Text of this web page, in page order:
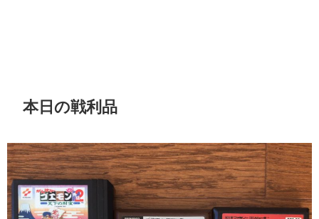
本日の戦利品